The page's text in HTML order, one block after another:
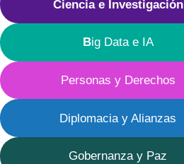
Ciencia e Investigación
Big Data e IA
Personas y Derechos
Diplomacia y Alianzas
Gobernanza y Paz